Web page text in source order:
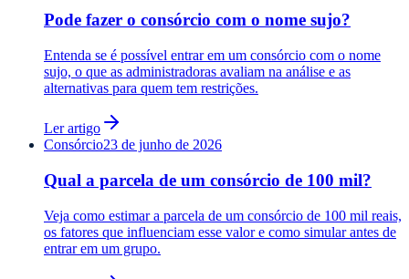
Pode fazer o consórcio com o nome sujo?
Entenda se é possível entrar em um consórcio com o nome
sujo, o que as administradoras avaliam na análise e as
alternativas para quem tem restrições.
Ler artigo
Consórcio23 de junho de 2026
Qual a parcela de um consórcio de 100 mil?
Veja como estimar a parcela de um consórcio de 100 mil reais,
os fatores que influenciam esse valor e como simular antes de
entrar em um grupo.